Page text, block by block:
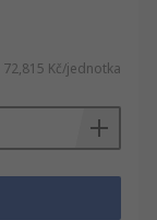
72,815 Kč/jednotka